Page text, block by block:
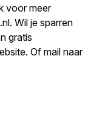
voor meer
Wil je sparren
gratis
Of mail naar